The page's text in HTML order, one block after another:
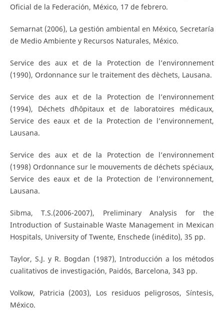
Oficial de la Federación, México, 17 de febrero.
Semarnat (2006), La gestión ambiental en México, Secretaría
de Medio Ambiente y Recursos Naturales, México.
Service des aux et de la Protection de l’environnement
(1990), Ordonnance sur le traitement des dèchets, Lausana.
Service des aux et de la Protection de l’environnement
(1994), Déchets d´hôpitaux et de laboratoires médicaux,
Service des eaux et de la Protection de l’environnement,
Lausana.
Service des aux et de la Protection de l’environnement
(1998) Ordonnance sur le mouvements de déchets spéciaux,
Service des eaux et de la Protection de l’environnement,
Lausana.
Sibma, T.S.(2006-2007), Preliminary Analysis for the
Introduction of Sustainable Waste Management in Mexican
Hospitals, University of Twente, Enschede (inédito), 35 pp.
Taylor, S.J. y R. Bogdan (1987), Introducción a los métodos
cualitativos de investigación, Paidós, Barcelona, 343 pp.
Volkow, Patricia (2003), Los residuos peligrosos, Síntesis,
México.